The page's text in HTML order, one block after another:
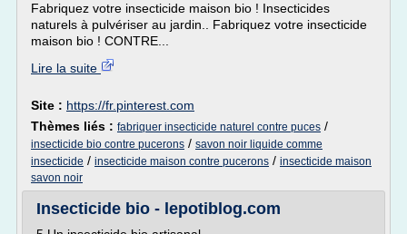
Fabriquez votre insecticide maison bio ! Insecticides
naturels à pulvériser au jardin.. Fabriquez votre insecticide
maison bio ! CONTRE...
Lire la suite
Site : https://fr.pinterest.com
Thèmes liés : fabriquer insecticide naturel contre puces /
insecticide bio contre pucerons / savon noir liquide comme
insecticide / insecticide maison contre pucerons / insecticide maison
savon noir
Insecticide bio - lepotiblog.com